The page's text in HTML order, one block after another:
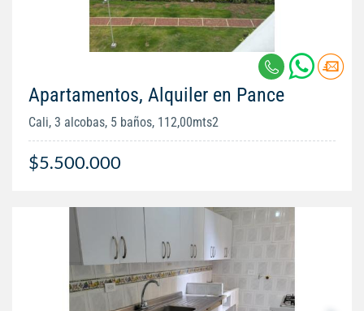
Apartamentos, Alquiler en Pance
Cali, 3 alcobas, 5 baños, 112,00mts2
$5.500.000